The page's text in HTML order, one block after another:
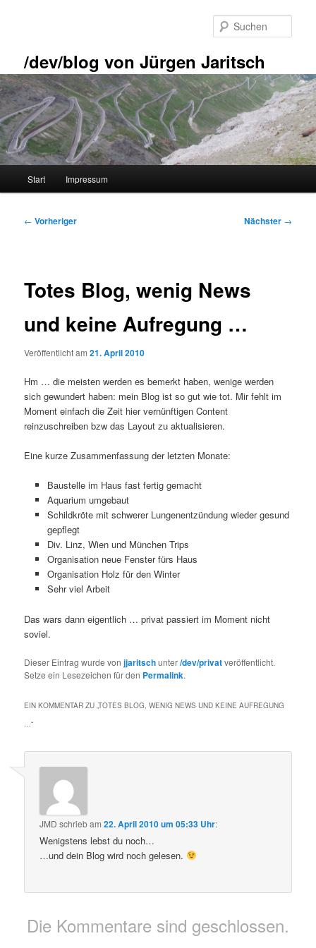
/dev/blog von Jürgen Jaritsch
Start Impressum
Beitragsnavigation
← Vorheriger Nächster →
Totes Blog, wenig News
und keine Aufregung …
Veröffentlicht am21. April 2010
Hm … die meisten werden es bemerkt haben, wenige werden
sich gewundert haben: mein Blog ist so gut wie tot. Mir fehlt im
Moment einfach die Zeit hier vernünftigen Content
reinzuschreiben bzw das Layout zu aktualisieren.
Eine kurze Zusammenfassung der letzten Monate:
Baustelle im Haus fast fertig gemacht
Aquarium umgebaut
Schildkröte mit schwerer Lungenentzündung wieder gesund
gepflegt
Div. Linz, Wien und München Trips
Organisation neue Fenster fürs Haus
Organisation Holz für den Winter
Sehr viel Arbeit
Das wars dann eigentlich … privat passiert im Moment nicht
soviel.
Dieser Eintrag wurde vonjjaritschunter/dev/privatveröffentlicht.
Setze ein Lesezeichen für den Permalink.
EIN KOMMENTAR ZU „TOTES BLOG, WENIG NEWS UND KEINE AUFREGUNG
…“
JMD schriebam22. April 2010 um 05:33 Uhr:
Wenigstens lebst du noch…
…und dein Blog wird noch gelesen.
Die Kommentare sind geschlossen.